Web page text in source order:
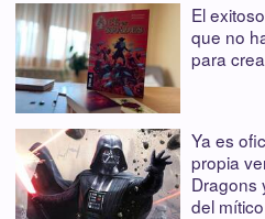
El
que no
para
Ya es
propia
Dragons
del